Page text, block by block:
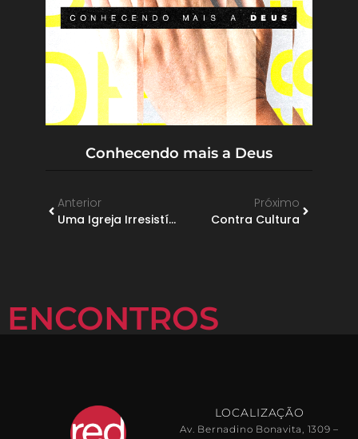
Conhecendo mais a Deus
Anterior
Uma Igreja Irresistível
Próximo
Contra Cultura
ENCONTROS
LOCALIZAÇÃO
Av. Bernadino Bonavita, 1309 –